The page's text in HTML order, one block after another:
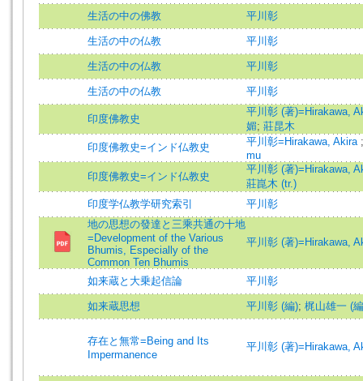
生活の中の佛教 平川彰
生活の中の仏教 平川彰
生活の中の仏教 平川彰
生活の中の仏教 平川彰
印度佛教史
平川彰 (著)=Hirakawa,
媚; 莊昆木
印度佛教史=インド仏教史
平川彰=Hirakawa, Akira
mu
印度佛教史=インド仏教史
平川彰 (著)=Hirakawa,
莊崑木 (tr.)
印度学仏教学研究索引
平川彰
地の思想の發達と三乘共通の十地
=Development of the Various
Bhumis, Especially of the
Common Ten Bhumis
平川彰 (著)=Hirakawa,
如来蔵と大乗起信論 平川彰
如来蔵思想 平川彰 (編); 梶山雄一 (
存在と無常=Being and Its
Impermanence
平川彰 (著)=Hirakawa,